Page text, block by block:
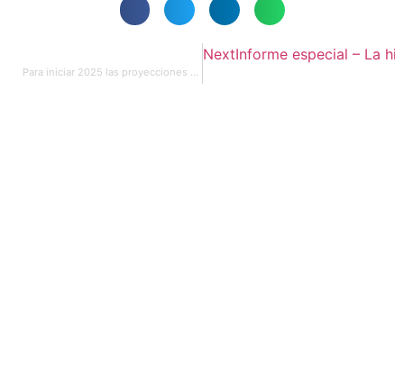
Para iniciar 2025 las proyecciones están dadas
NextInforme especial – La